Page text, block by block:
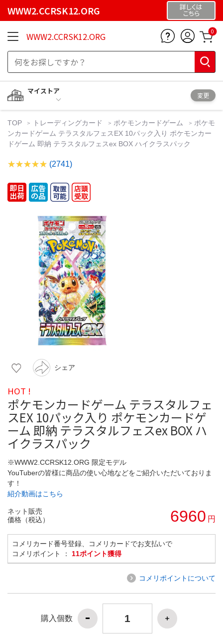
WWW2.CCRSK12.ORG 詳しくは
こちら
WWW2.CCRSK12.ORG 0
マイストア
変更
TOP トレーディングカード ポケモンカードゲーム
ポケモ
ンカードゲーム テラスタルフェスEX 10パック入り ポケモンカー
ドゲーム 即納 テラスタルフェスex BOX ハイクラスパック
(2741)
シェア
HOT !
ポケモンカードゲーム テラスタルフェ
スEX 10パック入り ポケモンカードゲ
ーム 即納 テラスタルフェスex BOX ハ
イクラスパック
※WWW2.CCRSK12.ORG 限定モデル
YouTuberの皆様に商品の使い心地などをご紹介いただいておりま
す！
紹介動画はこちら
ネット販売
価格（税込）
6960 円
コメリカード番号登録、コメリカードでお支払いで
コメリポイント ： 11ポイント獲得
コメリポイントについて
購入個数